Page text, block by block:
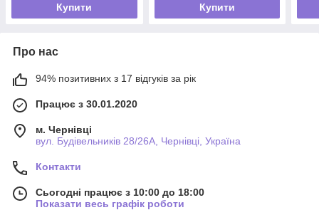
Купити Купити
Про нас
94% позитивних з 17 відгуків за рік
Працює з 30.01.2020
м. Чернівці
вул. Будівельників 28/26А, Чернівці, Україна
Контакти
Сьогодні працює з 10:00 до 18:00
Показати весь графік роботи